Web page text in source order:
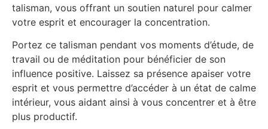
talisman, vous offrant un soutien naturel pour calmer
votre esprit et encourager la concentration.
Portez ce talisman pendant vos moments d’étude, de
travail ou de méditation pour bénéficier de son
influence positive. Laissez sa présence apaiser votre
esprit et vous permettre d’accéder à un état de calme
intérieur, vous aidant ainsi à vous concentrer et à être
plus productif.